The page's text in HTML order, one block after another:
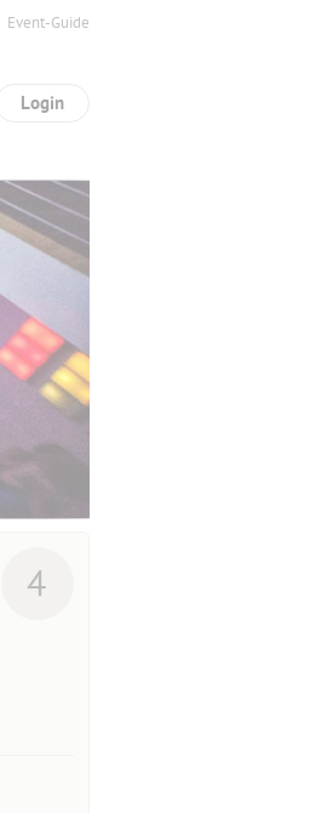
Event-Guide
Login
4